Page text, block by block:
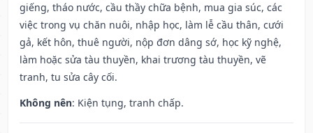
giếng, tháo nước, cầu thầy chữa bệnh, mua gia súc, các
việc trong vụ chăn nuôi, nhập học, làm lễ cầu thân, cưới
gả, kết hôn, thuê người, nộp đơn dâng sớ, học kỹ nghệ,
làm hoặc sửa tàu thuyền, khai trương tàu thuyền, vẽ
tranh, tu sửa cây cối.
Không nên: Kiện tụng, tranh chấp.